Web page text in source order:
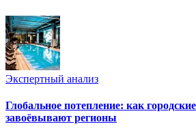
Экспертный анализ
Глобальное потепление: как
завоёвывают регионы